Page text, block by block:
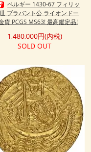
ベルギー 1430-67 フィリッ
ブラバント公 ライオンドー
貨 PCGS MS63! 最高鑑定品!
1,480,000円(内税)
SOLD OUT